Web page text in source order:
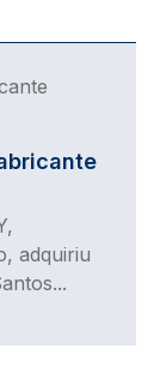
adquiriu